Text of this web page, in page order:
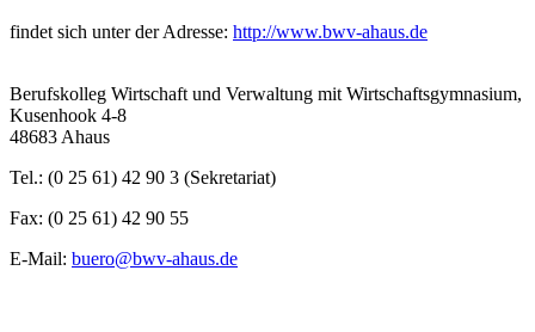
findet sich unter der Adresse: http://www.bwv-ahaus.de
Berufskolleg Wirtschaft und Verwaltung mit Wirtschaftsgymnasium,
Kusenhook 4-8
48683 Ahaus
Tel.: (0 25 61) 42 90 3 (Sekretariat)
Fax: (0 25 61) 42 90 55
E-Mail: buero@bwv-ahaus.de